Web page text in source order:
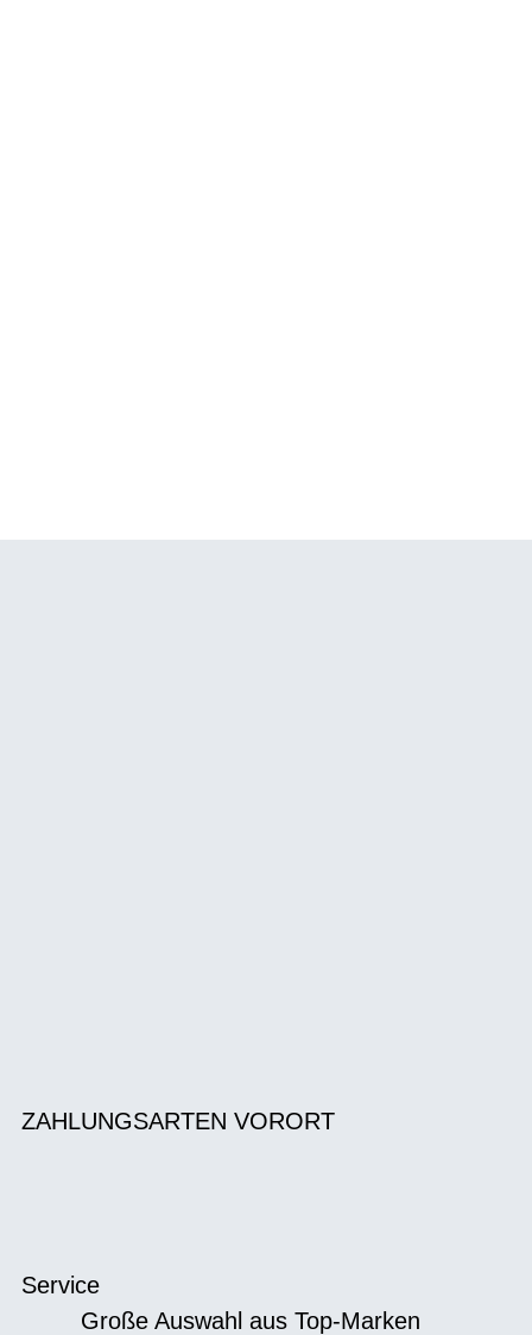
ZAHLUNGSARTEN VORORT
Service
Große Auswahl aus Top-Marken